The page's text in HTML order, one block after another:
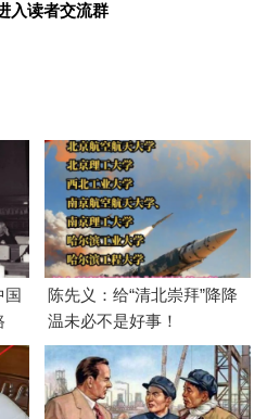
入读者交流群
国
陈先义：给“清北崇拜”降降
温未必不是好事！